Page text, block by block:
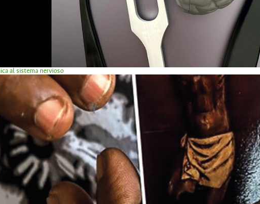
al sistema nervioso